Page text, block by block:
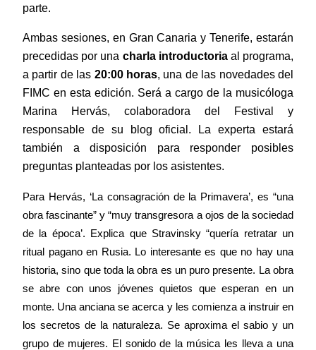
parte.
Ambas sesiones, en Gran Canaria y Tenerife, estarán
precedidas por una charla introductoriaal programa,
a partir de las 20:00 horas, una de las novedades del
FIMC en esta edición. Será a cargo de la musicóloga
Marina Hervás, colaboradora del Festival y
responsable de su blog oficial. La experta estará
también a disposición para responder posibles
preguntas planteadas por los asistentes.
Para Hervás, ‘La consagración de la Primavera’, es “una
obra fascinante” y “muy transgresora a ojos de la sociedad
de la época’. Explica que Stravinsky “quería retratar un
ritual pagano en Rusia. Lo interesante es que no hay una
historia, sino que toda la obra es un puro presente. La obra
se abre con unos jóvenes quietos que esperan en un
monte. Una anciana se acerca y les comienza a instruir en
los secretos de la naturaleza. Se aproxima el sabio y un
grupo de mujeres. El sonido de la música les lleva a una